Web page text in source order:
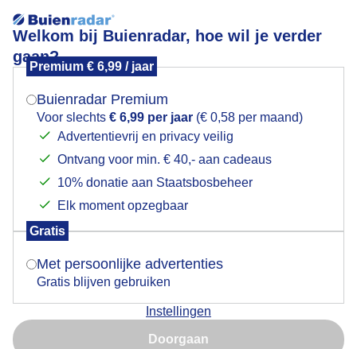
Welkom bij Buienradar, hoe wil je verder
gaan?
Premium € 6,99 / jaar
Buienradar Premium
Voor slechts € 6,99 per jaar (€ 0,58 per maand)
Advertentievrij en privacy veilig
Ontvang voor min. € 40,- aan cadeaus
10% donatie aan Staatsbosbeheer
Elk moment opzegbaar
Gratis
Met persoonlijke advertenties
Gratis blijven gebruiken
Instellingen
Doorgaan
Harde wind
Door: Titia Huizer Gemaakt: 31-05-2026, 41x bekeken
Mogen we je locatie gebruiken voor het
Indien je hier nog geen akkoord op hebt gegeven,
verschijnt er zo een pop-up uit je browser waarin
Is goed, toon de popup
Nu niet, misschien later